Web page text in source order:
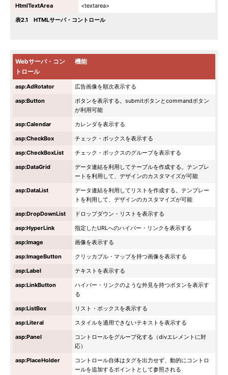
HtmlTextArea
<textarea>
表2.1 HTMLサーバ・コントロール
Webサーバ・コン
トロール
機能
asp:AdRotator
広告画像を順次表示する
asp:Button
ボタンを表示する。submitボタンとcommandボタン
が利用可能
asp:Calendar
カレンダを表示する
asp:CheckBox
チェック・ボックスを表示する
asp:CheckBoxList
チェック・ボックスのグループを表示する
asp:DataGrid
データ連結を利用してテーブルを作成する。テンプレ
ートを利用して、デザインのカスタマイズが可能
asp:DataList
データ連結を利用してリストを作成する。テンプレー
トを利用して、デザインのカスタマイズが可能
asp:DropDownList
ドロップダウン・リストを表示する
asp:HyperLink
指定したURLへのハイパー・リンクを表示する
asp:Image
画像を表示する
asp:ImageButton
クリッカブル・マップを持つ画像を表示する
asp:Label
テキストを表示する
asp:LinkButton
ハイパー・リンクのような外見を持つボタンを表示す
る
asp:ListBox
リスト・ボックスを表示する
asp:Literal
スタイルを適用できないテキストを表示する
asp:Panel
コントロールをグループ化する（divエレメントに対
応）
asp:PlaceHolder
コントロール自体はタグを出力せず、動的にコントロ
ールを追加するポイントとして参照される